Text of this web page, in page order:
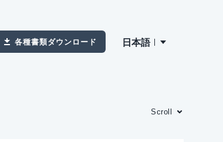
各種書類ダウンロード 日本語
Scroll